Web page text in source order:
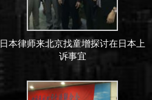
日本律师来北京找童增探讨在日本上
诉事宜